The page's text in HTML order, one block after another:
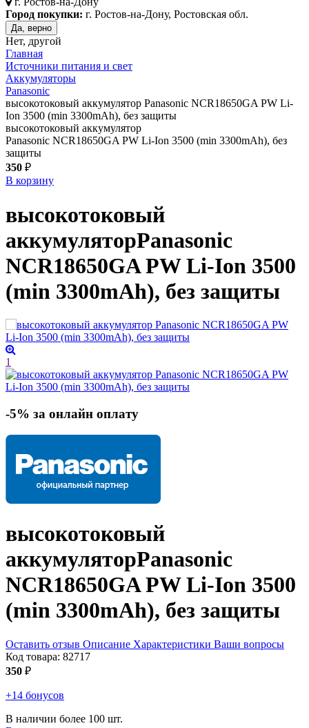
Город покупки: г. Ростов-на-Дону, Ростовская обл.
Да, верно
Нет, другой
Главная
Источники питания и свет
Аккумуляторы
Panasonic
высокотоковый аккумулятор Panasonic NCR18650GA PW Li-
Ion 3500 (min 3300mAh), без защиты
высокотоковый аккумулятор
Panasonic NCR18650GA PW Li-Ion 3500 (min 3300mAh), без
защиты
350 ₽
В корзину
высокотоковый
аккумуляторPanasonic
NCR18650GA PW Li-Ion 3500
(min 3300mAh), без защиты
1
-5% за онлайн оплату
высокотоковый
аккумуляторPanasonic
NCR18650GA PW Li-Ion 3500
(min 3300mAh), без защиты
Оставить отзыв Описание Характеристики Ваши вопросы
Код товара: 82717
350 ₽
+14 бонусов
В наличии более 100 шт.